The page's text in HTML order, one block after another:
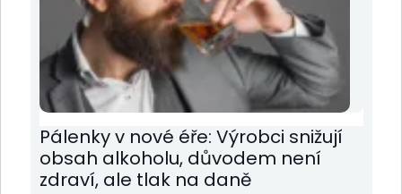
Pálenky v nové éře: Výrobci snižují
obsah alkoholu, důvodem není
zdraví, ale tlak na daně